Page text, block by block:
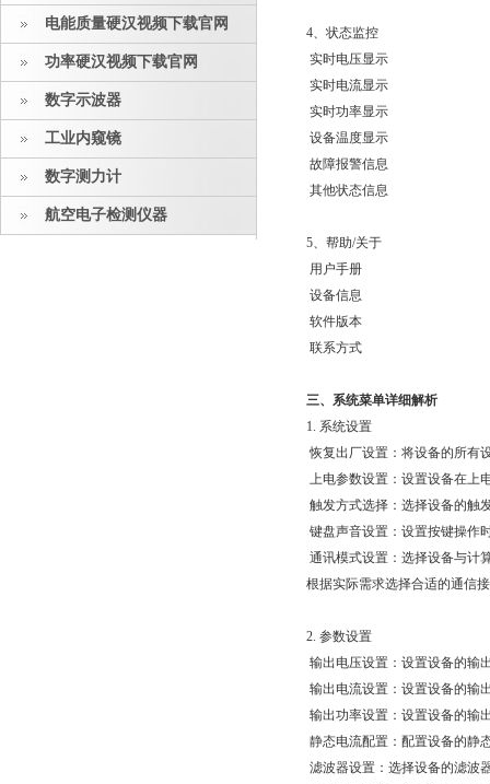
电能质量硬汉视频下载官网
功率硬汉视频下载官网
数字示波器
工业内窥镜
数字测力计
航空电子检测仪器
4、状态监控
实时电压显示
实时电流显示
实时功率显示
设备温度显示
故障报警信息
其他状态信息
5、帮助/关于
用户手册
设备信息
软件版本
联系方式
三、系统菜单详细解析
1. 系统设置
恢复出厂设置：将设备的所
上电参数设置：设置设备在上
触发方式选择：选择设备的触
键盘声音设置：设置按键操作
通讯模式设置：选择设备与
根据实际需求选择合适的通信接口
2. 参数设置
输出电压设置：设置设备的输出
输出电流设置：设置设备的输
输出功率设置：设置设备的输
静态电流配置：配置设备的静
滤波器设置：选择设备的滤波